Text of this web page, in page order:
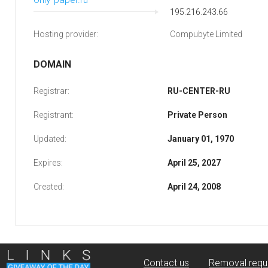
195.216.243.66
Hosting provider: Compubyte Limited
DOMAIN
Registrar: RU-CENTER-RU
Registrant: Private Person
Updated: January 01, 1970
Expires: April 25, 2027
Created: April 24, 2008
Contact us Removal